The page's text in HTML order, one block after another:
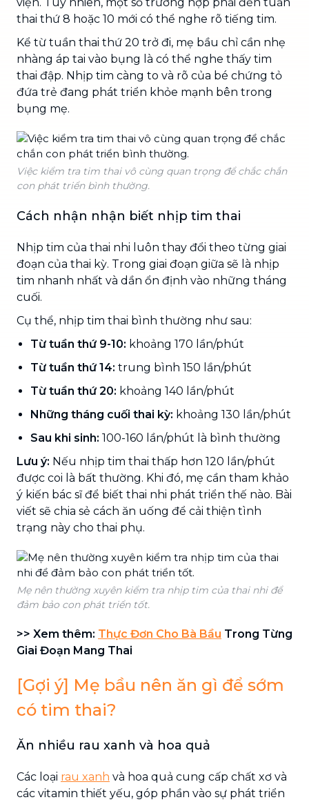
thai thứ 8 hoặc 10 mới có thể nghe rõ tiếng tim.
Kể từ tuần thai thứ 20 trở đi, mẹ bầu chỉ cần nhẹ
nhàng áp tai vào bụng là có thể nghe thấy tim
thai đập. Nhịp tim càng to và rõ của bé chứng tỏ
đứa trẻ đang phát triển khỏe mạnh bên trong
bụng mẹ.
Việc kiểm tra tim thai vô cùng quan trọng để chắc chắn
con phát triển bình thường.
Cách nhận nhận biết nhịp tim thai
Nhịp tim của thai nhi luôn thay đổi theo từng giai
đoạn của thai kỳ. Trong giai đoạn giữa sẽ là nhịp
tim nhanh nhất và dần ổn định vào những tháng
cuối.
Cụ thể, nhịp tim thai bình thường như sau:
Từ tuần thứ 9-10: khoảng 170 lần/phút
Từ tuần thứ 14: trung bình 150 lần/phút
Từ tuần thứ 20: khoảng 140 lần/phút
Những tháng cuối thai kỳ: khoảng 130 lần/phút
Sau khi sinh: 100-160 lần/phút là bình thường
Lưu ý: Nếu nhịp tim thai thấp hơn 120 lần/phút
được coi là bất thường. Khi đó, mẹ cần tham khảo
ý kiến bác sĩ để biết thai nhi phát triển thế nào. Bài
viết sẽ chia sẻ cách ăn uống để cải thiện tình
trạng này cho thai phụ.
Mẹ nên thường xuyên kiểm tra nhịp tim của thai nhi để
đảm bảo con phát triển tốt.
>> Xem thêm: Thực Đơn Cho Bà Bầu Trong Từng
Giai Đoạn Mang Thai
[Gợi ý] Mẹ bầu nên ăn gì để sớm
có tim thai?
Ăn nhiều rau xanh và hoa quả
Các loại rau xanh và hoa quả cung cấp chất xơ và
các vitamin thiết yếu, góp phần vào sự phát triển